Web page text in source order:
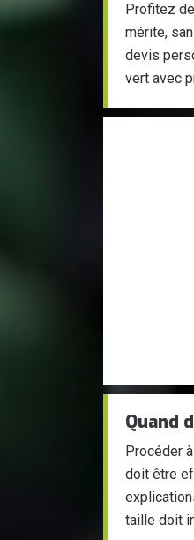
Profitez
mérite,
devis
vert avec
Quand
Procéder
doit être
taille doit